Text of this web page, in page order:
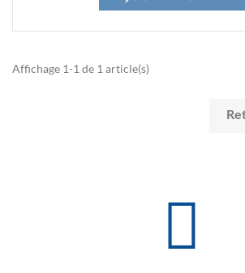
Affichage 1-1 de 1 article(s)